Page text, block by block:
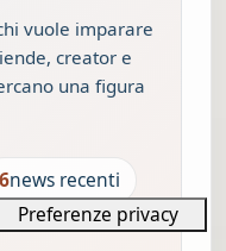
vuole imparare
creator e
una figura
6news recenti